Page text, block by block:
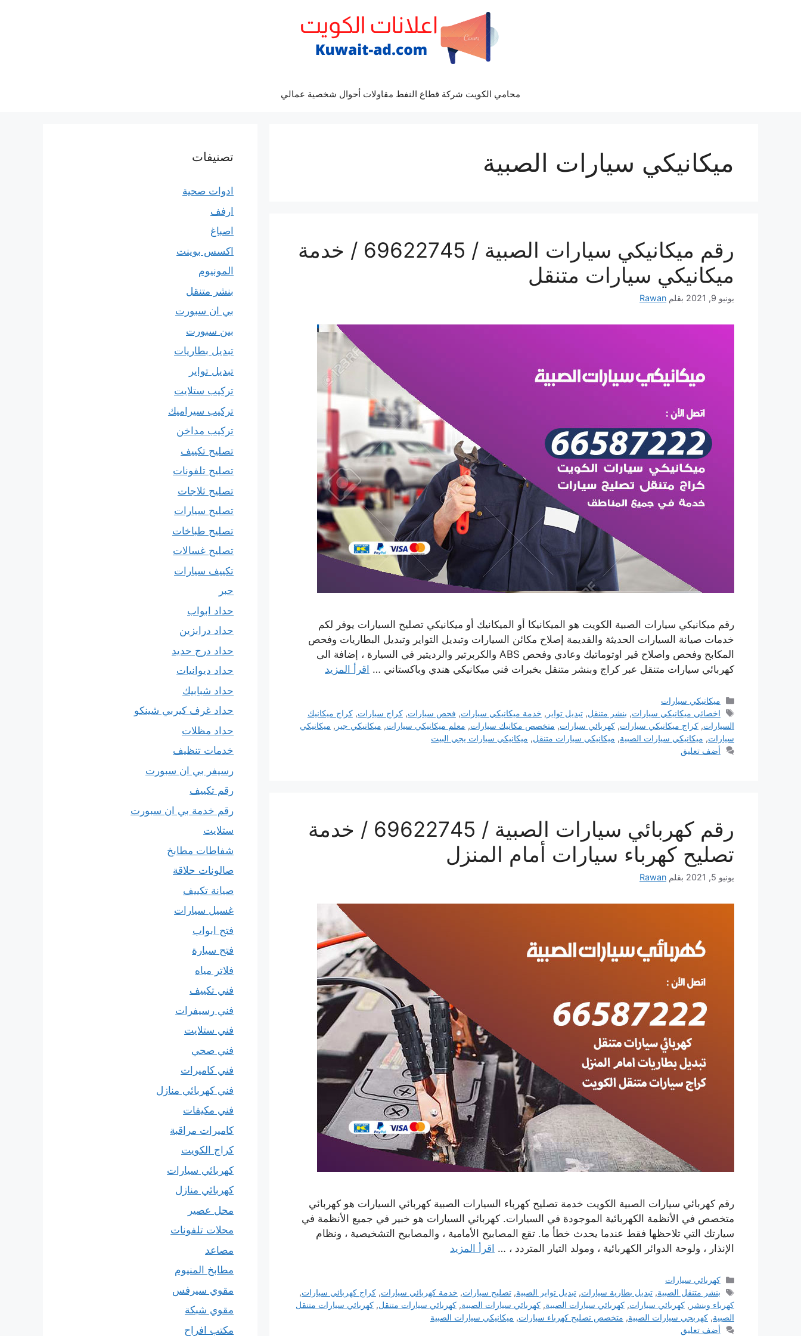
محامي الكويت شركة قطاع النفط مقاولات أحوال شخصية عمالي
ميكانيكي سيارات الصبية
رقم ميكانيكي سيارات الصبية / 69622745 / خدمة
ميكانيكي سيارات متنقل
يونيو 9, 2021 بقلم Rawan
رقم ميكانيكي سيارات الصبية الكويت هو الميكانيكا أو الميكانيك أو ميكانيكي تصليح السيارات يوفر لكم
خدمات صيانة السيارات الحديثة والقديمة إصلاح مكائن السيارات وتبديل التواير وتبديل البطاريات وفحص
المكابح وفحص واصلاح قير اوتوماتيك وعادي وفحص ABS والكربرتير والرديتير في السيارة ، إضافة الى
كهربائي سيارات متنقل عبر كراج وبنشر متنقل بخبرات فني ميكانيكي هندي وباكستاني … اقرأ المزيد
التصنيفات
ميكانيكي سيارات
الوسوم
اخصائي ميكانيكي سيارات, بنشر متنقل,تبديل تواير , خدمة ميكانيكي سيارات, فحص سيارات,كراج سيارات,كراج ميكانيك
السيارات, كراج ميكانيكي سيارات, كهربائي سيارات, متخصص مكانيك سيارات, معلم ميكانيكي سيارات, ميكانيكي جير , ميكانيكي
سيارات, ميكانيكي سيارات الصبية, ميكانيكي سيارات متنقل, ميكانيكي سيارات يجي البيت
أضف تعليق
رقم كهربائي سيارات الصبية / 69622745 / خدمة
تصليح كهرباء سيارات أمام المنزل
يونيو 5, 2021 بقلم Rawan
رقم كهربائي سيارات الصبية الكويت خدمة تصليح كهرباء السيارات الصبية كهربائي السيارات هو كهربائي
متخصص في الأنظمة الكهربائية الموجودة في السيارات. كهربائي السيارات هو خبير في جميع الأنظمة في
سيارتك التي تلاحظها فقط عندما يحدث خطأ ما. تقع المصابيح الأمامية ، والمصابيح التشخيصية ، ونظام
الإنذار ، ولوحة الدوائر الكهربائية ، ومولد التيار المتردد ، … اقرأ المزيد
التصنيفات
كهربائي سيارات
الوسوم
بنشر متنقل الصبية,تبديل بطارية سيارات,تبديل تواير الصبية,تصليح سيارات, خدمة كهربائي سيارات,كراج كهربائي سيارات,
كهرباء وبنشر , كهربائي سيارات, كهربائي سيارات الصبية, كهربائي سيارات الصبية, كهربائي سيارات متنقل, كهربائي سيارات متنقل
الصبية, كهربجي سيارات الصبية, متخصص تصليح كهرباء سيارات, ميكانيكي سيارات الصبية
أضف تعليق
تصنيفات
ادوات صحية
ارفف
اصباغ
اكسس بوينت
المونيوم
بنشر متنقل
بي ان سبورت
بين سبورت
تبديل بطاريات
تبديل تواير
تركيب ستلايت
تركيب سيراميك
تركيب مداخن
تصليح تكييف
تصليح تلفونات
تصليح ثلاجات
تصليح سيارات
تصليح طباخات
تصليح غسالات
تكييف سيارات
حبر
حداد ابواب
حداد درابزين
حداد درج حديد
حداد ديوانيات
حداد شبابيك
حداد غرف كيربي شينكو
حداد مظلات
خدمات تنظيف
رسيفر بي ان سبورت
رقم تكييف
رقم خدمة بي ان سبورت
ستلايت
شفاطات مطابخ
صالونات حلاقة
صيانة تكييف
غسيل سيارات
فتح ابواب
فتح سيارة
فلاتر مياه
فني تكييف
فني رسيفرات
فني ستلايت
فني صحي
فني كاميرات
فني كهربائي منازل
فني مكيفات
كاميرات مراقبة
كراج الكويت
كهربائي سيارات
كهربائي منازل
محل عصير
محلات تلفونات
مصاعد
مطابخ المنيوم
مقوي سيرفس
مقوي شبكة
مكتب افراح